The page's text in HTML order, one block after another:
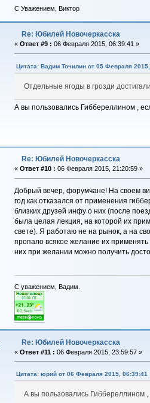
С Уважением, Виктор
Re: Юбилей Новочеркасска
« Ответ #9 : 06 Февраля 2015, 06:39:41 »
Цитата: Вадим Точилин от 05 Февраля
Отдельные ягоды в грозди
А вы пользовались Гиббереллином ,
Re: Юбилей Новочеркасска
« Ответ #10 : 06 Февраля 2015, 21:20:59 »
Добрый вечер, форумчане! На своем
год как отказался от применения
близких друзей инфу о них (после
была целая лекция, на которой их
свете). Я работаю не на рынок, а на
пропало всякое желание их
них при желании можно получить
С уважением, Вадим.
Re: Юбилей Новочеркасска
« Ответ #11 : 06 Февраля 2015, 23:59:57 »
Цитата: юрий от 06 Февраля 2015, 06:39:41
А вы пользовались Гиббереллином ,